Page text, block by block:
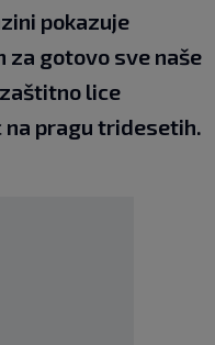
pokazuje
gotovo sve naše
lice
na pragu tridesetih.